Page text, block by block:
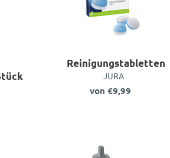
Reinigungstabletten
VERKÄUFER
JURA
Normaler
von €9,99